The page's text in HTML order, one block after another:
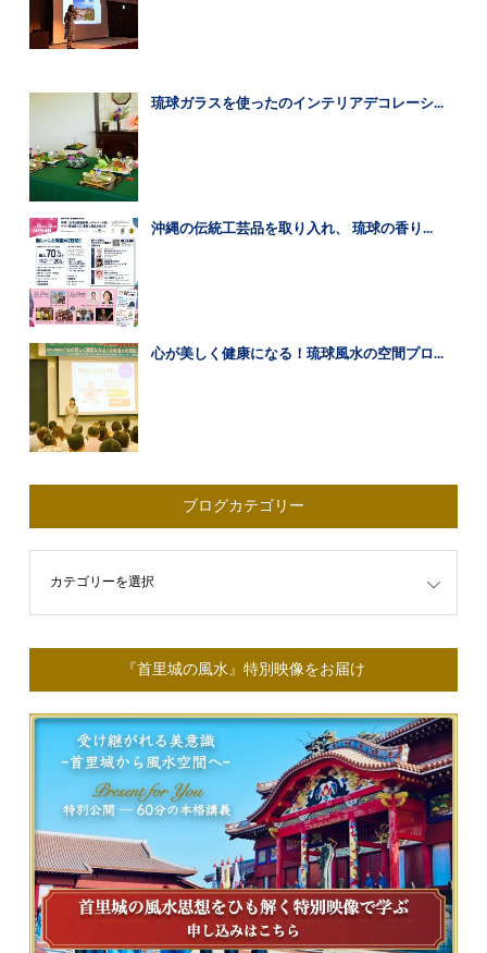
琉球ガラスを使ったのインテリアデコレーシ...
沖縄の伝統工芸品を取り入れ、 琉球の香り...
心が美しく健康になる！琉球風水の空間プロ...
ブログカテゴリー
『首里城の風水』特別映像をお届け